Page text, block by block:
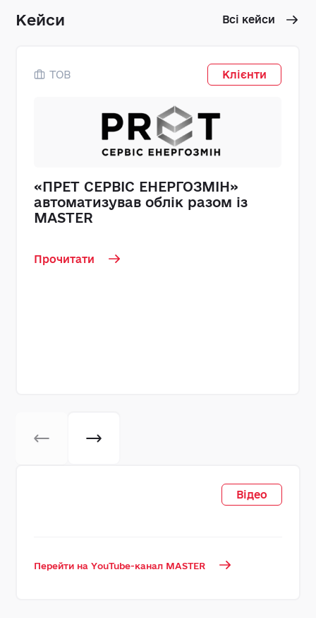
Кейси Всі кейси
ТОВ Клієнти
«ПРЕТ СЕРВІС ЕНЕРГОЗМІН»
автоматизував облік разом із
MASTER
Прочитати
Відео
Перейти на YouTube-канал MASTER